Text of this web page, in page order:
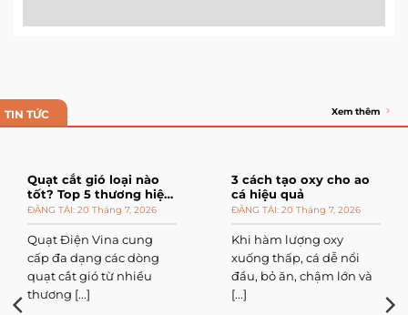
TIN TỨC Xem thêm
Quạt cắt gió loại nào
tốt? Top 5 thương hiệu
đáng mua20 Tháng 7, 2026
Quạt Điện Vina cung
cấp đa dạng các dòng
quạt cắt gió từ nhiều
thương [...]
3 cách tạo oxy cho ao
cá hiệu quả
20 Tháng 7, 2026
Khi hàm lượng oxy
xuống thấp, cá dễ nổi
đầu, bỏ ăn, chậm lớn và
[...]